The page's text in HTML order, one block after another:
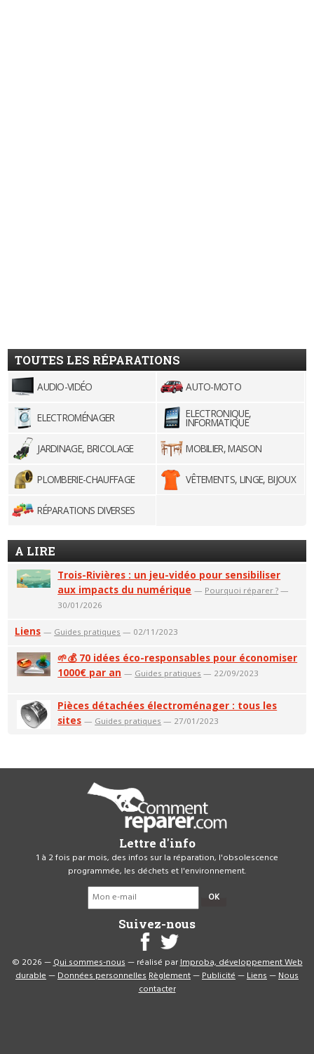
TOUTES LES RÉPARATIONS
AUDIO-VIDÉO AUTO-MOTO
ELECTROMÉNAGER ELECTRONIQUE,
INFORMATIQUE
JARDINAGE, BRICOLAGE
MOBILIER, MAISON
PLOMBERIE-CHAUFFAGE VÊTEMENTS, LINGE, BIJOUX
RÉPARATIONS DIVERSES
A LIRE
Trois-Rivières : un jeu-vidéo pour sensibiliser
aux impacts du numérique — Pourquoi réparer ? —
30/01/2026
Liens — Guides pratiques — 02/11/2023
🌱💰 70 idées éco-responsables pour économiser
1000€ par an — Guides pratiques — 22/09/2023
Pièces détachées électroménager : tous les
sites — Guides pratiques — 27/01/2023
Lettre d'info
1 à 2 fois par mois, des infos sur la réparation, l'obsolescence
programmée, les déchets et l'environnement.
OK
Suivez-nous
© 2026 —Qui sommes-nous— réalisé parImproba, développement Web
durable—Données personnellesRèglement—Publicité—Liens—Nous
contacter